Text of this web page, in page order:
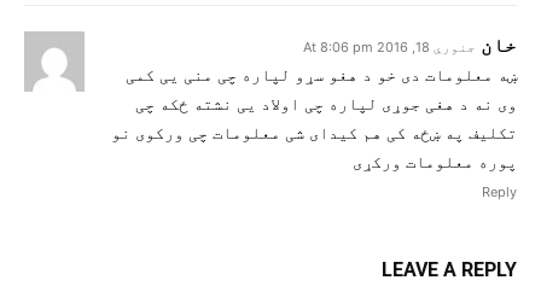
خان جنوري 18, 2016 At 8:06 pm
ښه معلومات دی خو د هغو سړو لپاره چی منی یی کمی
وی نه د هغی جوړی لپاره چی اولاد یی نشته ځکه چی
تکلیف په ښځه کی هم کیدای شی معلومات چی ورکوی نو
پوره معلومات ورکړی
Reply
LEAVE A REPLY